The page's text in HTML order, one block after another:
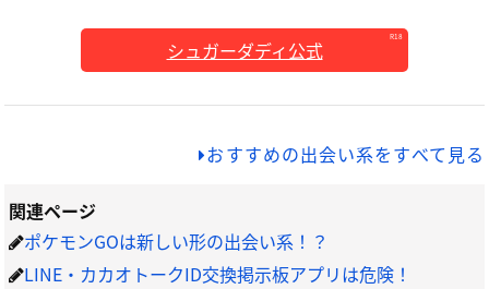
シュガーダディ公式
おすすめの出会い系をすべて見る
関連ページ
ポケモンGOは新しい形の出会い系！？
LINE・カカオトークID交換掲示板アプリは危険！